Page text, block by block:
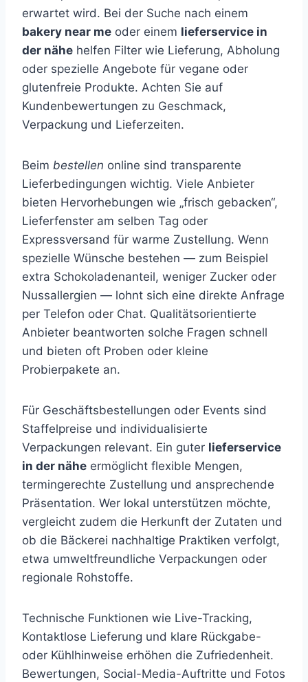
erwartet wird. Bei der Suche nach einem
bakery near me oder einem lieferservice in
der nähe helfen Filter wie Lieferung, Abholung
oder spezielle Angebote für vegane oder
glutenfreie Produkte. Achten Sie auf
Kundenbewertungen zu Geschmack,
Verpackung und Lieferzeiten.
Beim bestellen online sind transparente
Lieferbedingungen wichtig. Viele Anbieter
bieten Hervorhebungen wie „frisch gebacken“,
Lieferfenster am selben Tag oder
Expressversand für warme Zustellung. Wenn
spezielle Wünsche bestehen — zum Beispiel
extra Schokoladenanteil, weniger Zucker oder
Nussallergien — lohnt sich eine direkte Anfrage
per Telefon oder Chat. Qualitätsorientierte
Anbieter beantworten solche Fragen schnell
und bieten oft Proben oder kleine
Probierpakete an.
Für Geschäftsbestellungen oder Events sind
Staffelpreise und individualisierte
Verpackungen relevant. Ein guter lieferservice
in der nähe ermöglicht flexible Mengen,
termingerechte Zustellung und ansprechende
Präsentation. Wer lokal unterstützen möchte,
vergleicht zudem die Herkunft der Zutaten und
ob die Bäckerei nachhaltige Praktiken verfolgt,
etwa umweltfreundliche Verpackungen oder
regionale Rohstoffe.
Technische Funktionen wie Live-Tracking,
Kontaktlose Lieferung und klare Rückgabe-
oder Kühlhinweise erhöhen die Zufriedenheit.
Bewertungen, Social-Media-Auftritte und Fotos